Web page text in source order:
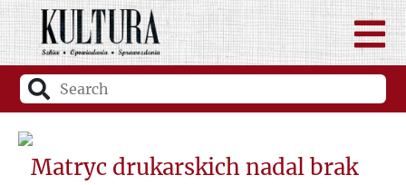
Matryc drukarskich nadal brak